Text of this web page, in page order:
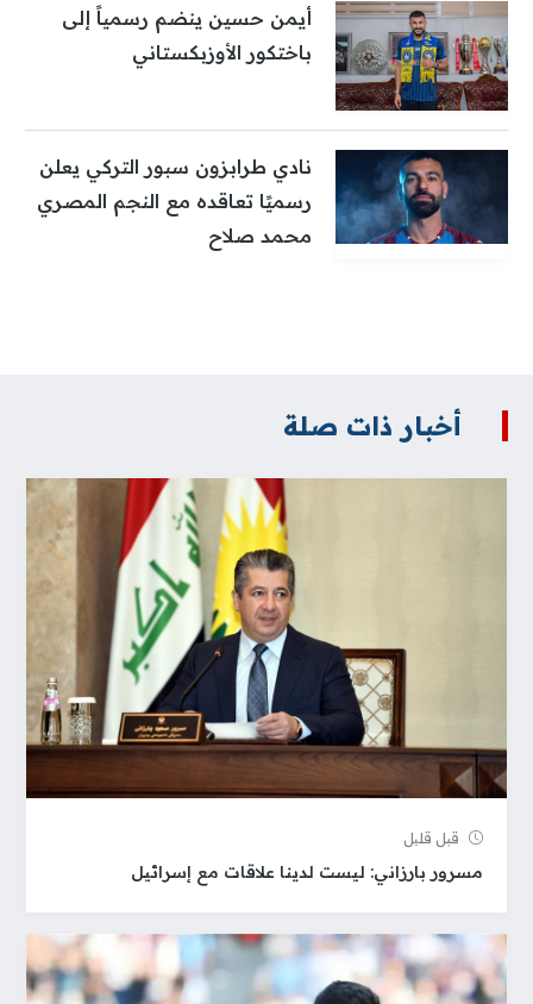
أيمن حسين ينضم رسمياً إلى
باختكور الأوزبكستاني
نادي طرابزون سبور التركي يعلن
رسميًا تعاقده مع النجم المصري
محمد صلاح
أخبار ذات صلة
قبل قلیل
مسرور بارزاني: ليست لدينا علاقات مع إسرائيل